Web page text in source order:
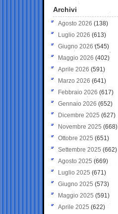
Archivi
Agosto 2026 (138)
Luglio 2026 (613)
Giugno 2026 (545)
Maggio 2026 (402)
Aprile 2026 (591)
Marzo 2026 (641)
Febbraio 2026 (617)
Gennaio 2026 (652)
Dicembre 2025 (627)
Novembre 2025 (668)
Ottobre 2025 (651)
Settembre 2025 (662)
Agosto 2025 (669)
Luglio 2025 (671)
Giugno 2025 (573)
Maggio 2025 (591)
Aprile 2025 (622)